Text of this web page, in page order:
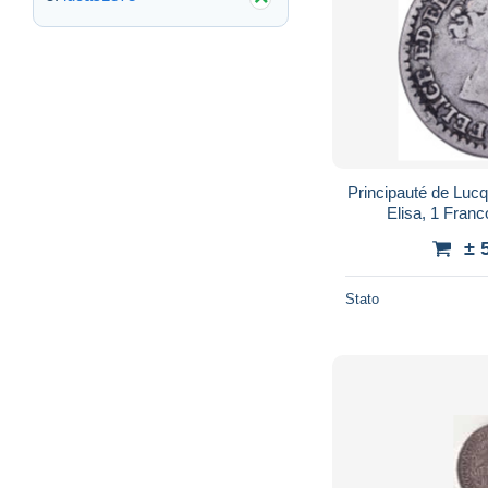
Principauté de
Elisa, 1
±
Stato